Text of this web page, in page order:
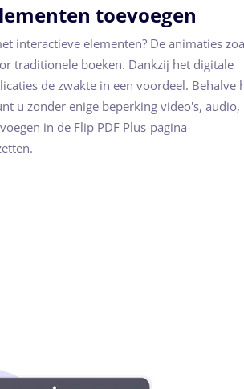
toevoegen
interactieve elementen? De animaties
traditionele boeken. Dankzij het digitale
de zwakte in een voordeel. Behalve
u zonder enige beperking video's, audio,
in de Flip PDF Plus-pagina-